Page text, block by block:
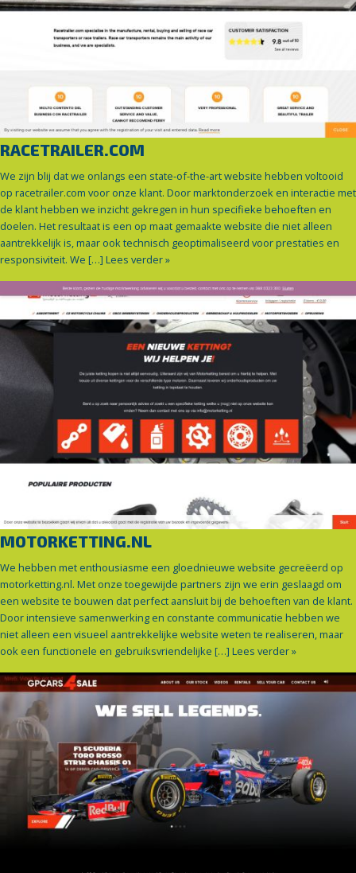
RACETRAILER.COM
We zijn blij dat we onlangs een state-of-the-art website hebben voltooid
op racetrailer.com voor onze klant. Door marktonderzoek en interactie met
de klant hebben we inzicht gekregen in hun specifieke behoeften en
doelen. Het resultaat is een op maat gemaakte website die niet alleen
aantrekkelijk is, maar ook technisch geoptimaliseerd voor prestaties en
responsiviteit. We […] Lees verder »
MOTORKETTING.NL
We hebben met enthousiasme een gloednieuwe website gecreëerd op
motorketting.nl. Met onze toegewijde partners zijn we erin geslaagd om
een website te bouwen dat perfect aansluit bij de behoeften van de klant.
Door intensieve samenwerking en constante communicatie hebben we
niet alleen een visueel aantrekkelijke website weten te realiseren, maar
ook een functionele en gebruiksvriendelijke […] Lees verder »